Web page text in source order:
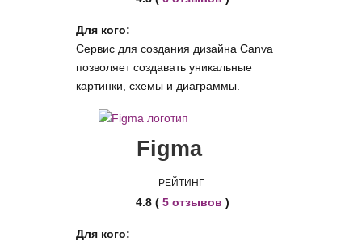
Для кого:
Сервис для создания дизайна Canva
позволяет создавать уникальные
картинки, схемы и диаграммы.
Figma
РЕЙТИНГ
4.8 ( 5 отзывов )
Для кого: